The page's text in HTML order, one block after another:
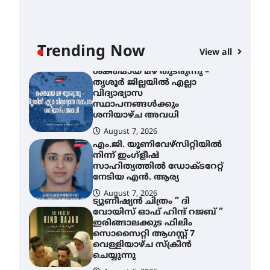
Trending Now View all
August 8, 2026
ശക്തമായ മഴ തുടരുന്നു –
തൃശൂർ ജില്ലയിൽ എല്ലാ
വിദ്യാഭ്യാസ
സ്ഥാപനങ്ങൾക്കും
ശനിയാഴ്ച അവധി
August 7, 2026
എം.ജി. യൂണിവേഴ്‌സിറ്റിയിൽ
നിന്ന് ഇംഗ്ളീഷ്
സാഹിത്യത്തിൽ ഡോക്ടറേറ്റ്
നേടിയ എൻ. ആര്യ
August 7, 2026
ട്യുണീഷ്യൻ ചിത്രം ” ദി
വോയിസ് ഓഫ് ഹിന്ദ് റജബ് ”
ഇരിങ്ങാലക്കുട ഫിലിം
സൊസൈറ്റി ആഗസ്റ്റ് 7
വെള്ളിയാഴ്ച സ്‌ക്രീൻ
ചെയ്യുന്നു